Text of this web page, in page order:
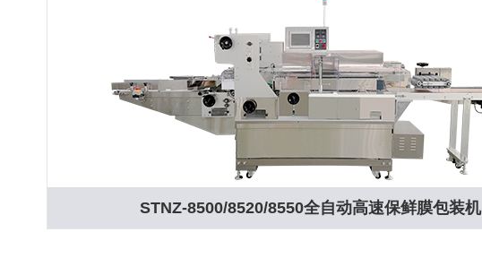
STNZ-8500/8520/8550全自动高速保鲜膜包装机